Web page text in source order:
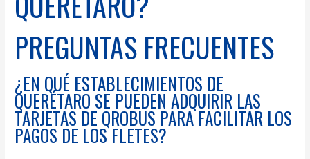
PREGUNTAS FRECUENTES
¿EN QUÉ ESTABLECIMIENTOS DE
QUERÉTARO SE PUEDEN ADQUIRIR LAS
TARJETAS DE QROBUS PARA FACILITAR LOS
PAGOS DE LOS FLETES?